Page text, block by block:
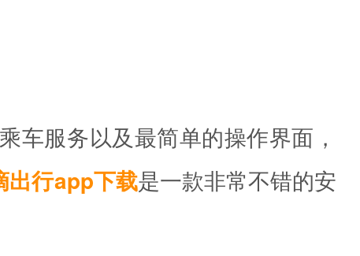
车服务以及最简单的操作界面，
出行app下载是一款非常不错的安